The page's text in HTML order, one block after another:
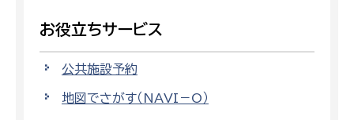
お役立ちサービス
公共施設予約
地図でさがす（NAVI－O）